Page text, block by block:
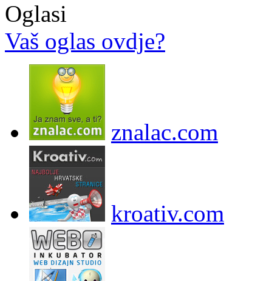
Oglasi
Vaš oglas ovdje?
znalac.com
kroativ.com